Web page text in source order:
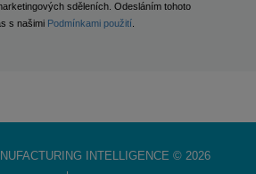
sděleních. Odesláním tohoto
s našimi Podmínkami použití
INTELLIGENCE © 2026